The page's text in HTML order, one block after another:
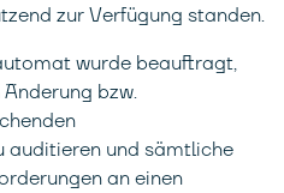
zur Verfügung standen.
wurde beauftragt,
bzw.
auditieren und sämtliche
an einen